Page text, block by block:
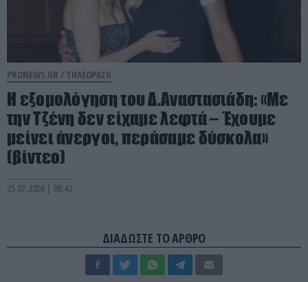
PRONEWS.GR / ΤΗΛΕΟΡΑΣΗ
Η εξομολόγηση του Δ.Αναστασιάδη: «Με
την Τζένη δεν είχαμε λεφτά – Έχουμε
μείνει άνεργοι, περάσαμε δύσκολα»
(βίντεο)
25.07.2026 | 08:42
ΔΙΑΔΩΣΤΕ ΤΟ ΑΡΘΡΟ